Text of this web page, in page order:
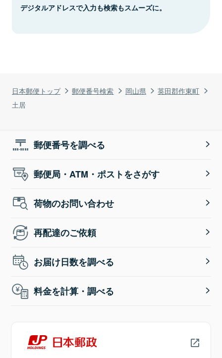
日本郵便トップ 郵便番号検索 岡山県
英田郡作東町
土居
デジタルアドレスで入力も検索もスムーズに。
郵便番号を調べる
郵便局・ATM・ポストをさがす
荷物のお問い合わせ
再配達のご依頼
お届け日数を調べる
料金を計算・調べる